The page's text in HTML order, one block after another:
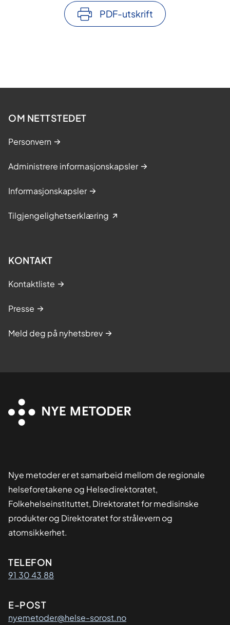
PDF-utskrift
OM NETTSTEDET
Personvern
Administrere informasjonskapsler
Informasjonskapsler
Tilgjengelighetserklæring
KONTAKT
Kontaktliste
Presse
Meld deg på nyhetsbrev
Nye metoder er et samarbeid mellom de regionale
helseforetakene og Helsedirektoratet,
Folkehelseinstituttet, Direktoratet for medisinske
produkter og Direktoratet for strålevern og
atomsikkerhet.
Kontaktinformasjon
TELEFON
91 30 43 88
E-POST
nyemetoder@helse-sorost.no